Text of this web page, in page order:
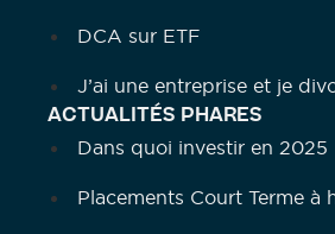
DCA sur ETF
J’ai une entreprise et je
ACTUALITÉS PHARES
Dans quoi investir en 2025
Placements Court Terme à